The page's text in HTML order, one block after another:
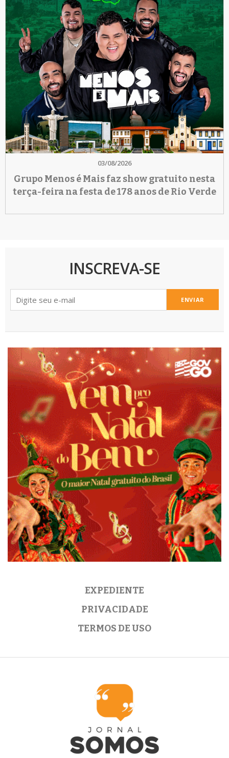
03/08/2026
Grupo Menos é Mais faz show gratuito nesta
terça-feira na festa de 178 anos de Rio Verde
INSCREVA-SE
ENVIAR
EXPEDIENTE
PRIVACIDADE
TERMOS DE USO